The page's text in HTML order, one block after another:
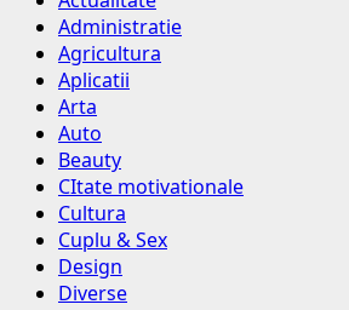
Administratie
Agricultura
Aplicatii
Arta
Auto
Beauty
CItate motivationale
Cultura
Cuplu & Sex
Design
Diverse